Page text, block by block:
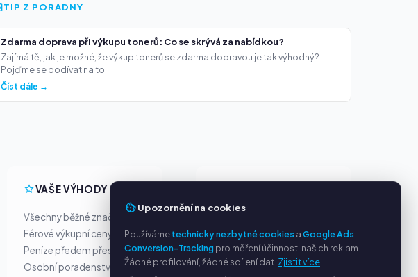
TIP Z PORADNY
Zdarma doprava při výkupu tonerů: Co se skrývá za nabídkou?
Zajímá tě, jak je možné, že výkup tonerů se zdarma dopravou je tak výhodný?
Pojďme se podívat na to,...
Číst dále →
VAŠE VÝHODY
Všechny běžné značky
Férové výkupní ceny
Peníze předem přes PayPal
Osobní poradenství
Ochrana osobních údajů
Kontakt / Právní informace
Časté dotazy (FAQ)
Upozornění na cookies
Používámetechnicky nezbytné cookies aGoogle Ads
Conversion-Trackingpro měření účinnosti našich reklam.
Žádné profilování, žádné sdílení dat. Zjistit více